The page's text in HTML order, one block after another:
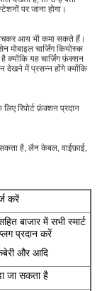
पर जाना होगा।
बेचकर आय भी कमा सकते हैं।
मोबाइल चार्जिंग कियोस्क
क्योंकि यह चार्जिंग फ़ंक्शन
देखने में प्रसन्न होंगे क्योंकि
रिपोर्ट फ़ंक्शन प्रदान
है, लैन केबल, वाईफ़ाई,
करें
बाजार में सभी स्मार्ट
प्रदान करें
और आदि
जा सकता है